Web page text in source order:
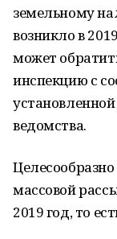
земельному
возникло в
может
инспекцию с
ведомства.
массовой
2019 год, то